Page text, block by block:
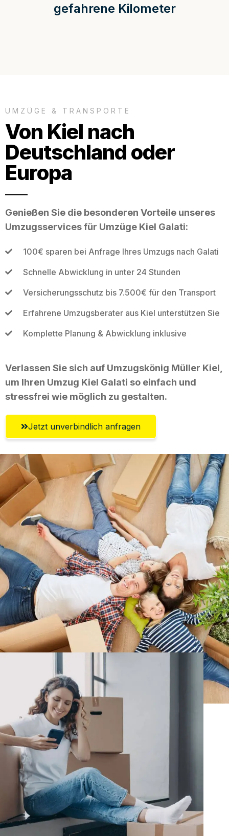
gefahrene Kilometer
UMZÜGE & TRANSPORTE
Von Kiel nach
Deutschland oder
Europa
Genießen Sie die besonderen Vorteile unseres
Umzugsservices für Umzüge Kiel Galati:
100€ sparen bei Anfrage Ihres Umzugs nach Galati
Schnelle Abwicklung in unter 24 Stunden
Versicherungsschutz bis 7.500€ für den Transport
Erfahrene Umzugsberater aus Kiel unterstützen Sie
Komplette Planung & Abwicklung inklusive
Verlassen Sie sich auf Umzugskönig Müller Kiel,
um Ihren Umzug Kiel Galati so einfach und
stressfrei wie möglich zu gestalten.
Jetzt unverbindlich anfragen